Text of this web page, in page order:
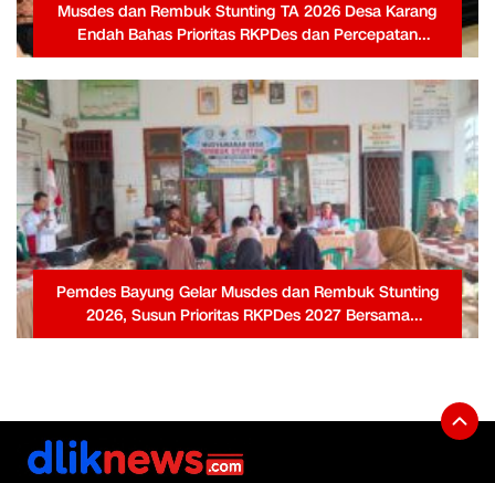
Musdes dan Rembuk Stunting TA 2026 Desa Karang
Endah Bahas Prioritas RKPDes dan Percepatan
Penanganan Stunting
Pemdes Bayung Gelar Musdes dan Rembuk Stunting
2026, Susun Prioritas RKPDes 2027 Bersama
Masyarakat